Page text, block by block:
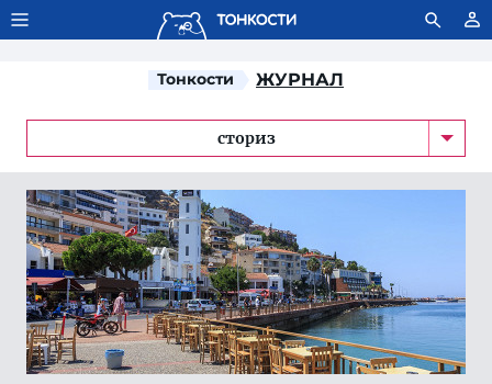
Тонкости используют сookie-файлы. Что это значит?
Тонкости ЖУРНАЛ
сториз